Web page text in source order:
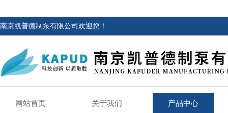
南京凯普德制泵有限公司欢迎您！
网站首页 关于我们 产品中心